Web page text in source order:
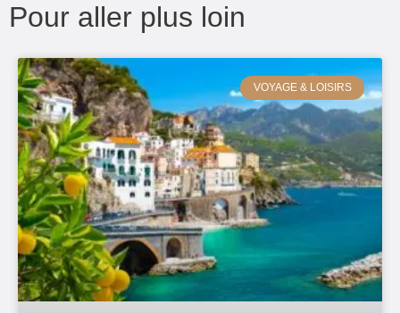
Pour aller plus loin
VOYAGE & LOISIRS